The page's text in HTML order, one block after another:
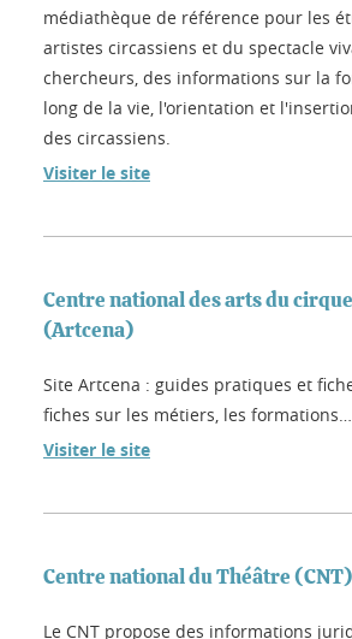
médiathèque de référence pour les
artistes circassiens et du spectacle
chercheurs, des informations sur la
long de la vie, l'orientation et
des circassiens.
Visiter le site
Centre national des arts du cirque
(Artcena)
Site Artcena : guides pratiques et
fiches sur les métiers, les formations…
Visiter le site
Centre national du Théâtre (CNT)
Le CNT propose des informations